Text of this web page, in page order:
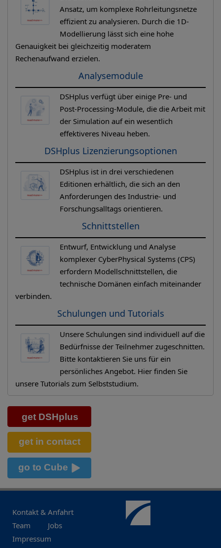
Ansatz, um komplexe Rohrleitungsnetze
effizient zu analysieren. Durch die 1D-
Modellierung lässt sich eine hohe
Genauigkeit bei gleichzeitig moderatem
Rechenaufwand erzielen.
Analysemodule
DSHplus verfügt über einige Pre- und
Post-Processing-Module, die die Arbeit mit
der Simulation auf ein wesentlich
effektiveres Niveau heben.
DSHplus Lizenzierungsoptionen
DSHplus ist in drei verschiedenen
Editionen erhältlich, die sich an den
Anforderungen des Industrie- und
Forschungsalltags orientieren.
Schnittstellen
Entwurf, Entwicklung und Analyse
komplexer CyberPhysical Systems (CPS)
erfordern Modellschnittstellen, die
technische Domänen einfach miteinander
verbinden.
Schulungen und Tutorials
Unsere Schulungen sind individuell auf die
Bedürfnisse der Teilnehmer zugeschnitten.
Bitte kontaktieren Sie uns für ein
persönliches Angebot. Hier finden Sie
unsere Tutorials zum Selbststudium.
Kontakt & Anfahrt
Team
Jobs
Impressum